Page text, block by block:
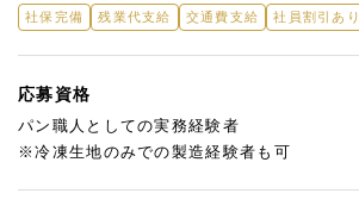
社保完備 残業代支給 交通費支給 社員割引あり
応募資格
パン職人としての実務経験者
※冷凍生地のみでの製造経験者も可